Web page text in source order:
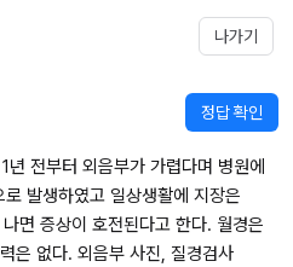
나가기
정답 확인
전부터 외음부가 가렵다며 병원에
발생하였고 일상생활에 지장은
면 증상이 호전된다고 한다. 월경은
은 없다. 외음부 사진, 질경검사